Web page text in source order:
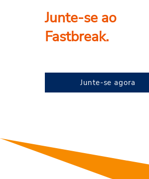
Junte-se ao
Fastbreak.
Junte-se agora